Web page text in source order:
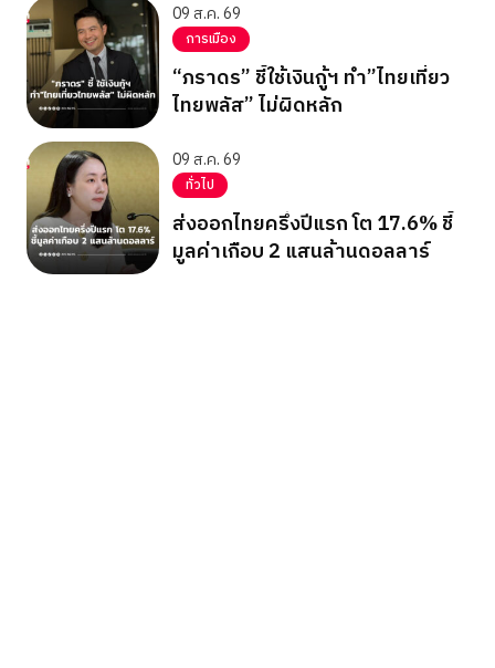
09 ส.ค. 69
การเมือง
“ภราดร” ชี้ใช้เงินกู้ฯ ทำ”ไทยเที่ยว
ไทยพลัส” ไม่ผิดหลัก
09 ส.ค. 69
ทั่วไป
ส่งออกไทยครึ่งปีแรก โต 17.6% ชี้
มูลค่าเกือบ 2 แสนล้านดอลลาร์